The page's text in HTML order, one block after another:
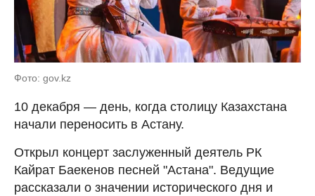
Фото: gov.kz
10 декабря — день, когда столицу Казахстана
начали переносить в Астану.
Открыл концерт заслуженный деятель РК
Кайрат Баекенов песней "Астана". Ведущие
рассказали о значении исторического дня и